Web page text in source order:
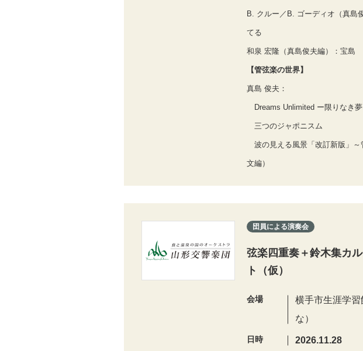
B. クルー／B. ゴーディオ（真島
てる
和泉 宏隆（真島俊夫編）：宝島
【管弦楽の世界】
真島 俊夫：
Dreams Unlimited ー限りなき
三つのジャポニスム
波の見える風景「改訂新版」～
文編）
団員による演奏会
弦楽四重奏＋鈴木集カ
ト（仮）
会場
横手市生涯学
な）
日時 2026.11.28